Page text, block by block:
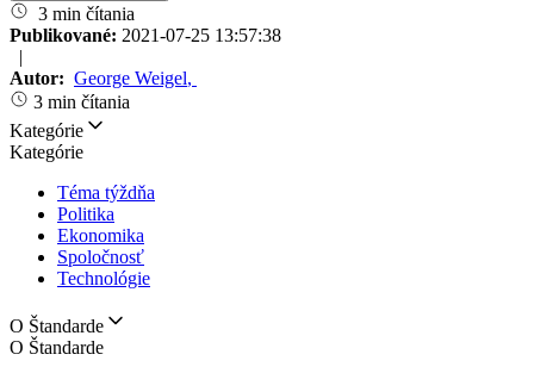
3 min čítania
Publikované: 2021-07-25 13:57:38
|
Autor: George Weigel,
3 min čítania
Kategórie
Kategórie
Téma týždňa
Politika
Ekonomika
Spoločnosť
Technológie
O Štandarde
O Štandarde